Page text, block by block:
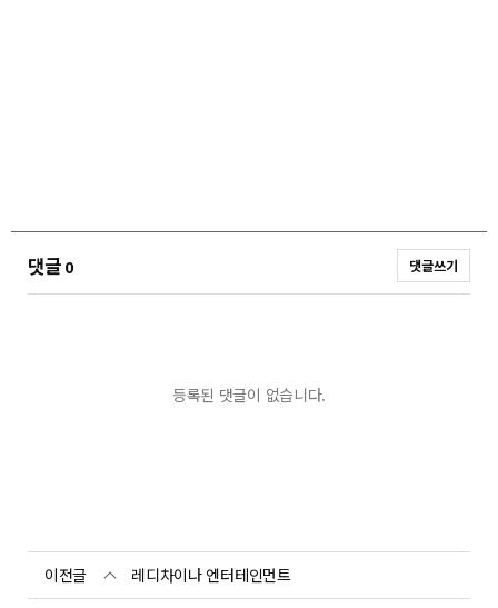
댓글0 댓글쓰기
등록된 댓글이 없습니다.
이전글 레디차이나 엔터테인먼트